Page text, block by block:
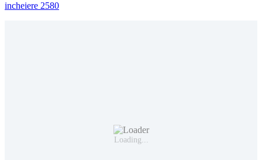
incheiere 2580
Loading...